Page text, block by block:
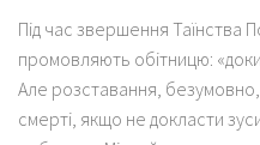
Під час звершення Таїнства
промовляють обітницю:
Але розставання,
смерті, якщо не докласти